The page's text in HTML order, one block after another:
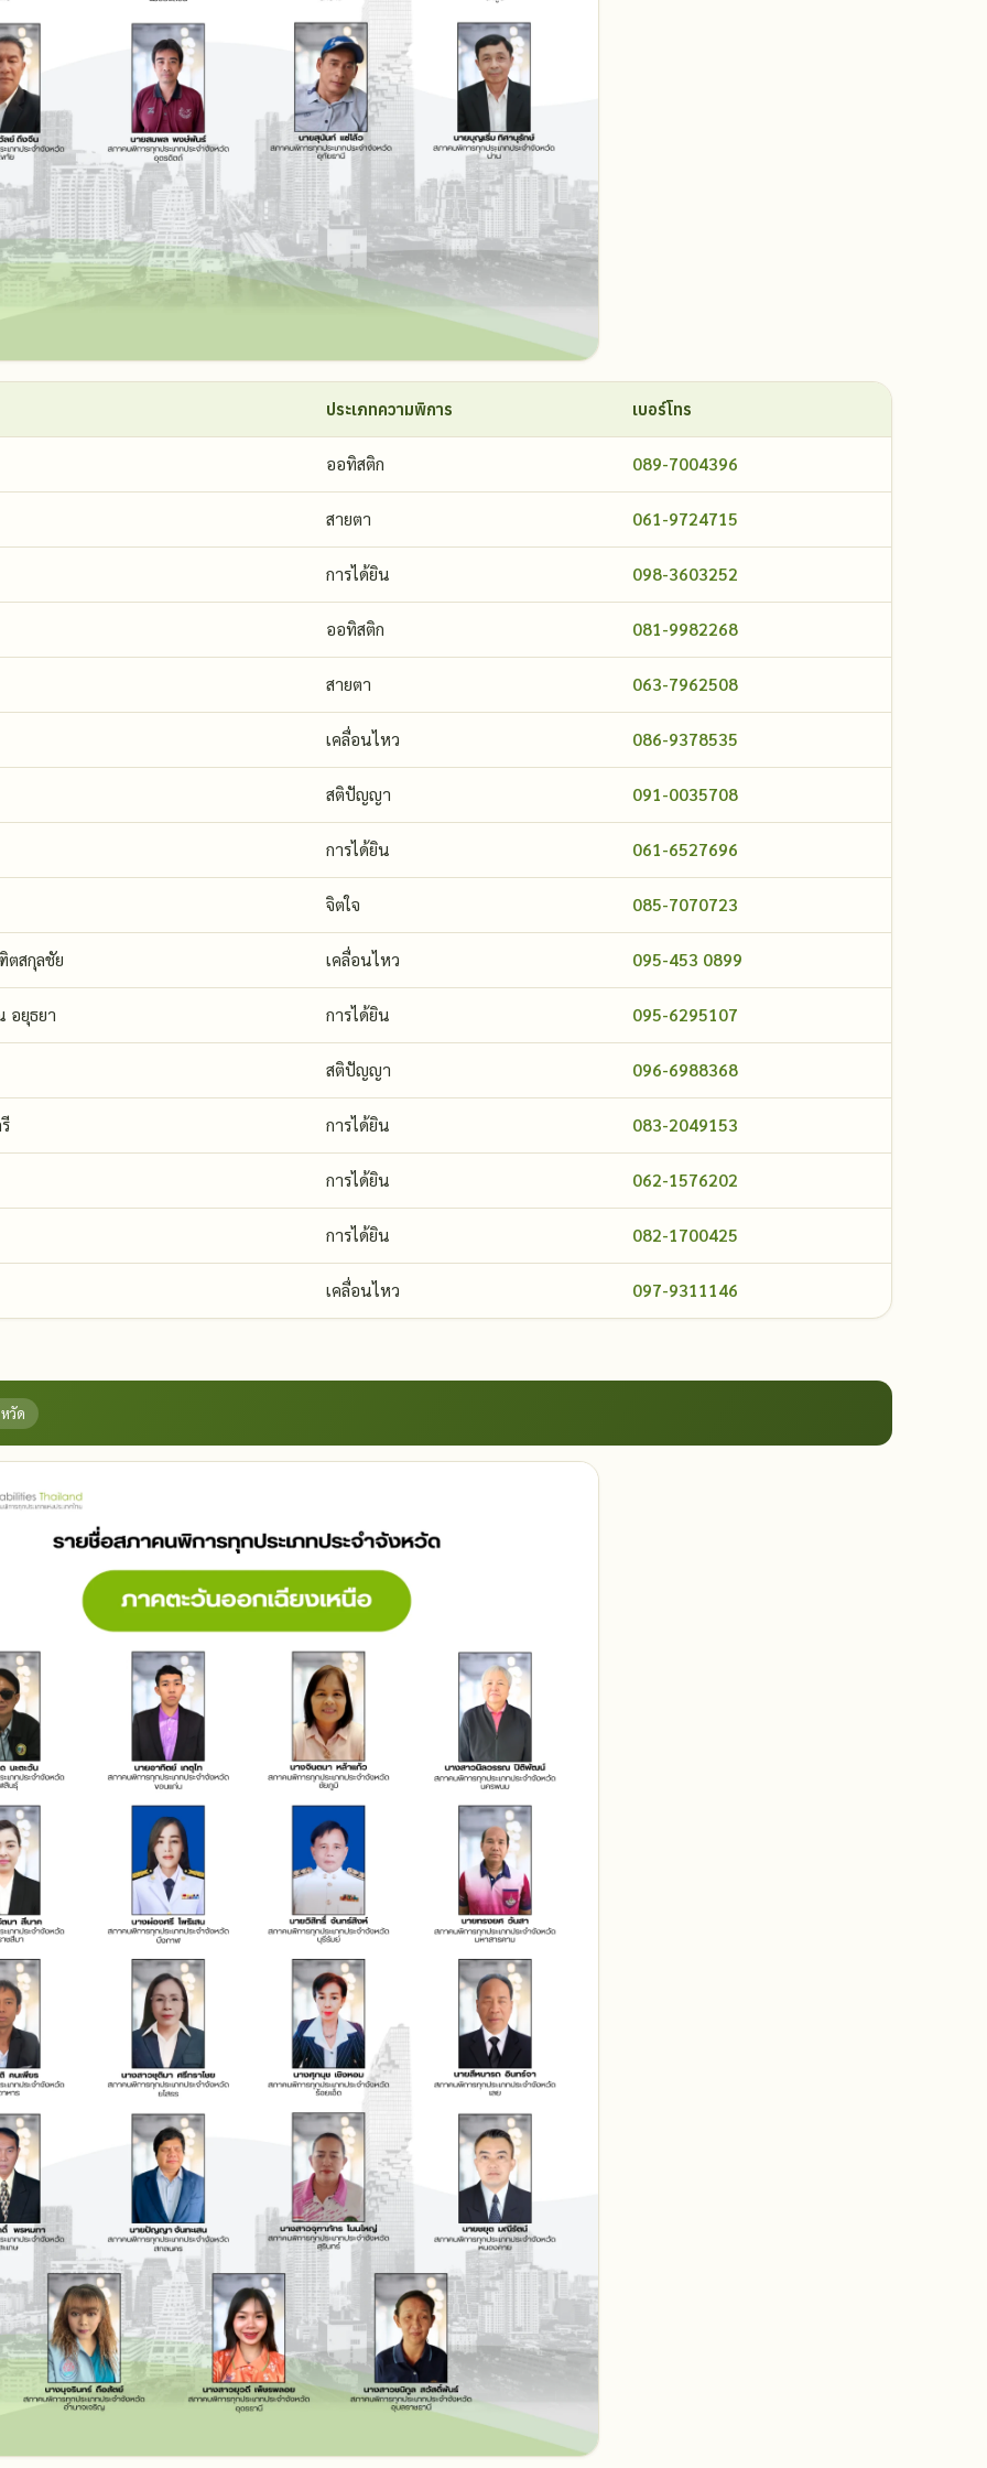
ประเภทความพิการ เบอร์โทร
ออทิสติก 089-7004396
สายตา 061-9724715
การได้ยิน 098-3603252
ออทิสติก 081-9982268
สายตา 063-7962508
เคลื่อนไหว 086-9378535
สติปัญญา 091-0035708
การได้ยิน 061-6527696
จิตใจ 085-7070723
สกุลชัย เคลื่อนไหว 095-453 0899
อยุธยา การได้ยิน 095-6295107
สติปัญญา 096-6988368
การได้ยิน 083-2049153
การได้ยิน 062-1576202
การได้ยิน 082-1700425
เคลื่อนไหว 097-9311146
วัด